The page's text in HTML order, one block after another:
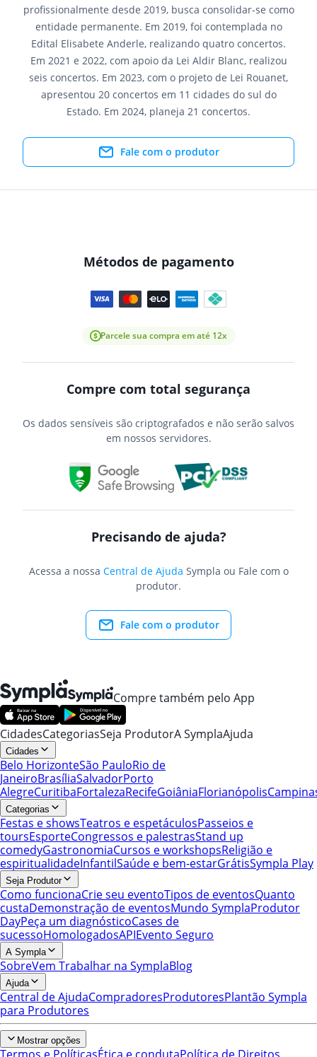
profissionalmente desde 2019, busca consolidar-se como
entidade permanente. Em 2019, foi contemplada no
Edital Elisabete Anderle, realizando quatro concertos.
Em 2021 e 2022, com apoio da Lei Aldir Blanc, realizou
seis concertos. Em 2023, com o projeto de Lei Rouanet,
apresentou 20 concertos em 11 cidades do sul do
Estado. Em 2024, planeja 21 concertos.
Fale com o produtor
Métodos de pagamento
Parcele sua compra em até 12x
Compre com total segurança
Os dados sensíveis são criptografados e não serão salvos
em nossos servidores.
Precisando de ajuda?
Acessa a nossa Central de Ajuda Sympla ou Fale com o
produtor.
Fale com o produtor
Compre também pelo App
CidadesCategoriasSeja ProdutorA SymplaAjuda
Cidades
Belo HorizonteSão PauloRio de
JaneiroBrasíliaSalvadorPorto
AlegreCuritibaFortalezaRecifeGoiâniaFlorianópolis
Categorias
Festas e showsTeatros e espetáculosPasseios e
toursEsporteCongressos e palestrasStand up
comedyGastronomiaCursos e workshopsReligião e
espiritualidadeInfantilSaúde e bem-estarGrátisSympla Play
Seja Produtor
Como funcionaCrie seu eventoTipos de eventosQuanto
custaDemonstração de eventosMundo SymplaProdutor
DayPeça um diagnósticoCases de
sucessoHomologadosAPIEvento Seguro
A Sympla
SobreVem Trabalhar na SymplaBlog
Ajuda
Central de AjudaCompradoresProdutoresPlantão Sympla
para Produtores
Mostrar opções